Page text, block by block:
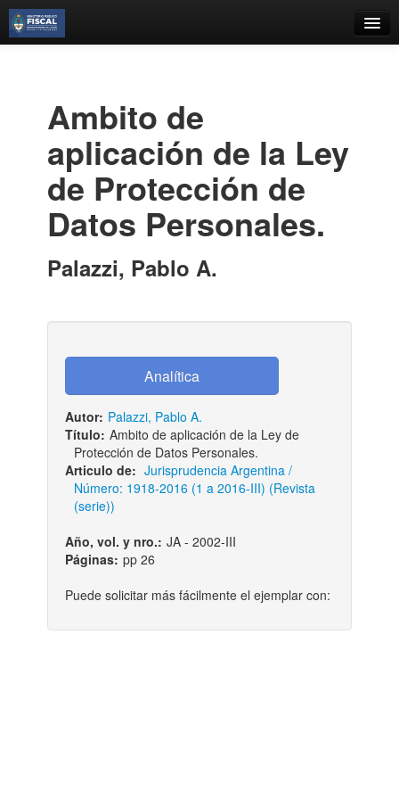
Estantes Virtuales
Contacto
Iniciar sesión
Ambito de
aplicación de la Ley
de Protección de
Datos Personales.
Palazzi, Pablo A.
Autor: Palazzi, Pablo A.
Título: Ambito de aplicación de la Ley de
Protección de Datos Personales.
Articulo de: Jurisprudencia Argentina /
Número: 1918-2016 (1 a 2016-III) (Revista
(serie))
Año, vol. y nro.: JA - 2002-III
Páginas: pp 26
Puede solicitar más fácilmente el ejemplar con: